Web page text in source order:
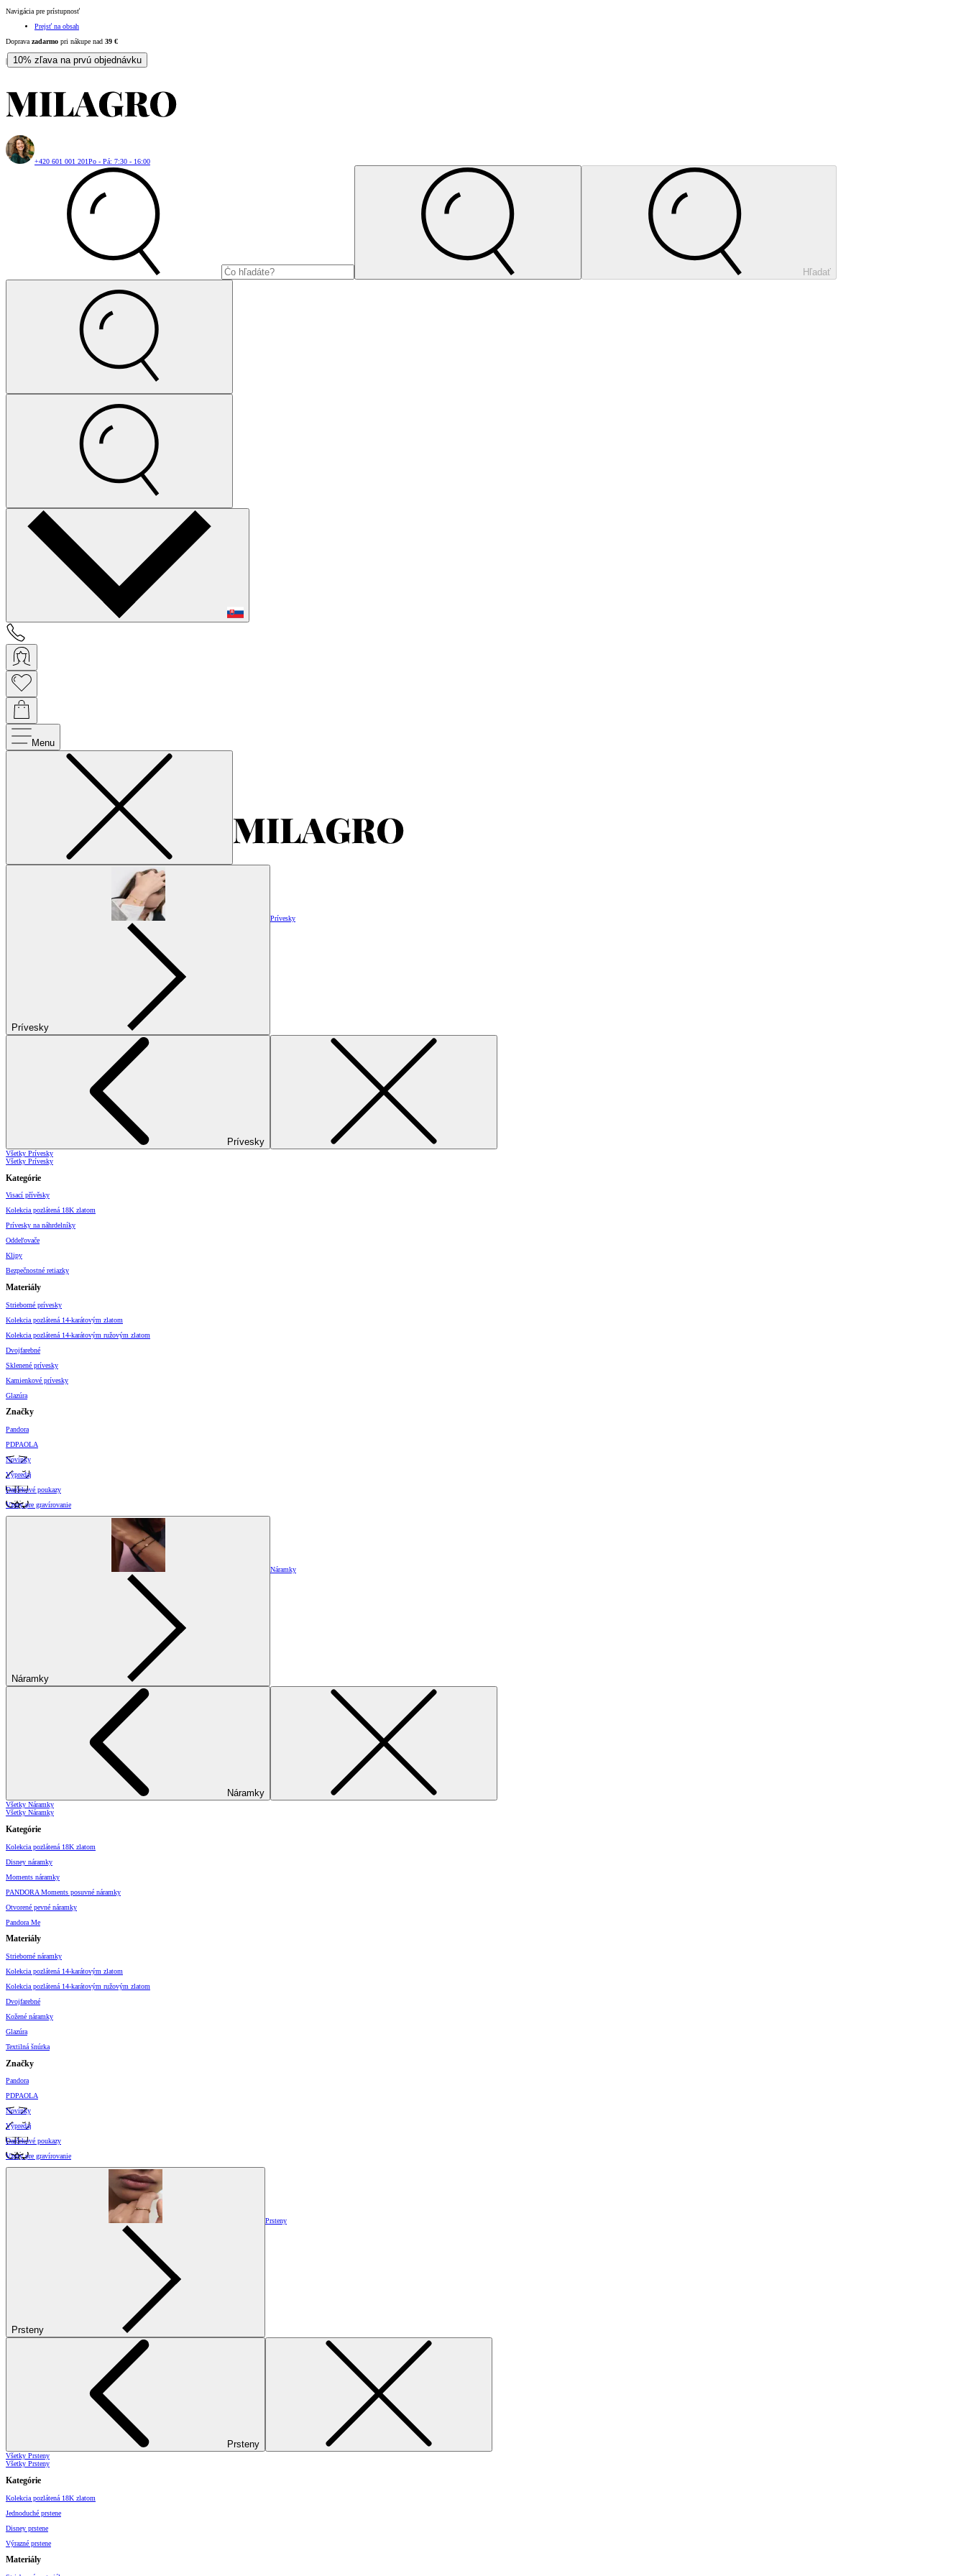
Navigácia pre prístupnosť
Prejsť na obsah
Doprava zadarmo pri nákupe nad 39 €
| 10% zľava na prvú objednávku
+420 601 001 201Po - Pá: 7:30 - 16:00
Hľadať
Menu
Prívesky
Prívesky
Prívesky
Všetky Prívesky
Všetky Prívesky
Kategórie
Visací přívěsky
Kolekcia pozlátená 18K zlatom
Prívesky na náhrdelníky
Oddeľovače
Klipy
Bezpečnostné retiazky
Materiály
Strieborné prívesky
Kolekcia pozlátená 14-karátovým zlatom
Kolekcia pozlátená 14-karátovým ružovým zlatom
Dvojfarebné
Sklenené prívesky
Kamienkové prívesky
Glazúra
Značky
Pandora
PDPAOLA
Novinky
Výpredaj
Darčekové poukazy
Vzory pre gravírovanie
Náramky
Náramky
Náramky
Všetky Náramky
Všetky Náramky
Kategórie
Kolekcia pozlátená 18K zlatom
Disney náramky
Moments náramky
PANDORA Moments posuvné náramky
Otvorené pevné náramky
Pandora Me
Materiály
Strieborné náramky
Kolekcia pozlátená 14-karátovým zlatom
Kolekcia pozlátená 14-karátovým ružovým zlatom
Dvojfarebné
Kožené náramky
Glazúra
Textilná šnúrka
Značky
Pandora
PDPAOLA
Novinky
Výpredaj
Darčekové poukazy
Vzory pre gravírovanie
Prsteny
Prsteny
Prsteny
Všetky Prsteny
Všetky Prsteny
Kategórie
Kolekcia pozlátená 18K zlatom
Jednoduché prstene
Disney prstene
Výrazné prstene
Materiály